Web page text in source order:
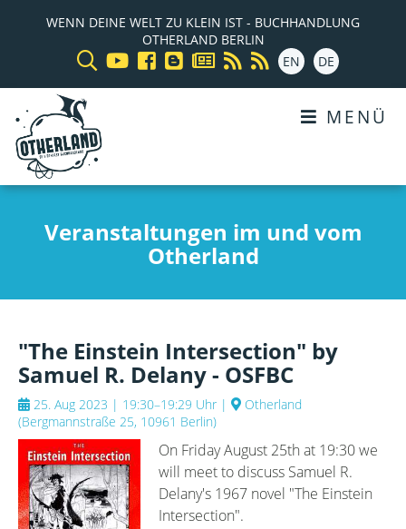
WENN DEINE WELT ZU KLEIN IST - BUCHHANDLUNG
OTHERLAND BERLIN
EN
DE
MENÜ
Veranstaltungen im und vom
Otherland
"The Einstein Intersection" by
Samuel R. Delany - OSFBC
25. Aug 2023 | 19:30–19:29 Uhr |
Otherland
(Bergmannstraße 25, 10961 Berlin)
On Friday August 25th at 19:30 we
will meet to discuss Samuel R.
Delany's 1967 novel "The Einstein
Intersection".